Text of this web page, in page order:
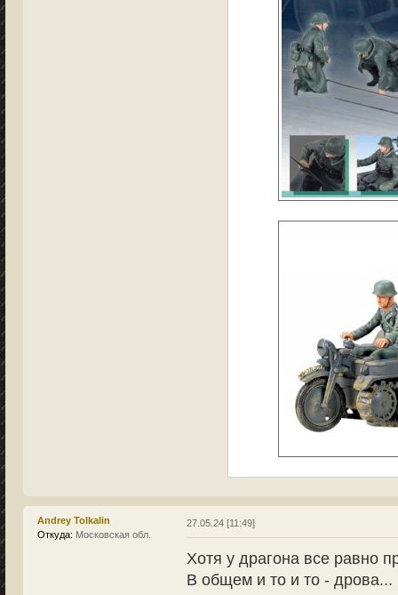
Andrey Tolkalin
Откуда: Московская обл.
27.05.24 [11:49]
Хотя у драгона все равно
В общем и то и то - дрова...